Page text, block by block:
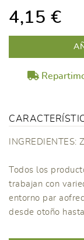
4,15 €
Todos los
trabajan con
entorno par
desde otoño